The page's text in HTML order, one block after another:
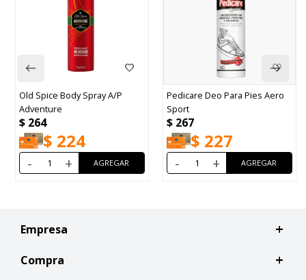
Old Spice Body Spray A/P
Adventure
$ 264
$ 224
- +
Pedicare Deo Para Pies Aero
Sport
$ 267
$ 227
- +
Empresa
Compra